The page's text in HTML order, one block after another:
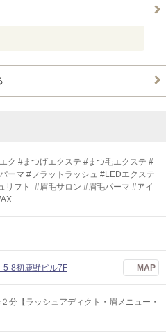
ク #まつげエクステ #まつ毛エクステ #
ーマ #フラットラッシュ #LEDエクステ
リフト #眉毛サロン #眉毛パーマ #アイ
5-8初鹿野ビル7F MAP
分【ラッシュアディクト・眉メニュー・